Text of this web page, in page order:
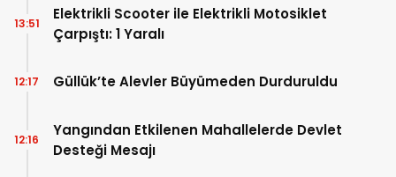
Elektrikli Scooter ile Elektrikli Motosiklet
Çarpıştı: 1 Yaralı
13:51
Güllük’te Alevler Büyümeden Durduruldu
12:17
Yangından Etkilenen Mahallelerde Devlet
Desteği Mesajı
12:16